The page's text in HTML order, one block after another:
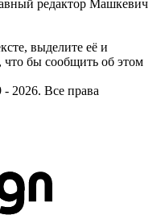
редактор Машкевич
выделите её и
бы сообщить об этом
2026. Все права